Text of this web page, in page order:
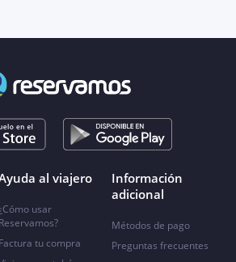
al viajero
usar
Reservamos?
Factura tu compra
Información
adicional
Métodos de pago
Preguntas frecuentes